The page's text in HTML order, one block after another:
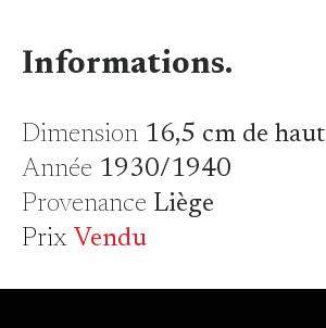
Informations.
Dimension16,5 cm de haut
Année 1930/1940
Provenance Liège
Prix Vendu